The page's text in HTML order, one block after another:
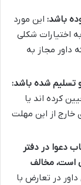
باشد: این مورد
اختیارات شکلی
داور مجاز به
تسلیم شده باشد:
کرده اند یا
از این مهلت
دعوا در دفتر
است، مخالف
داور در تعارض با